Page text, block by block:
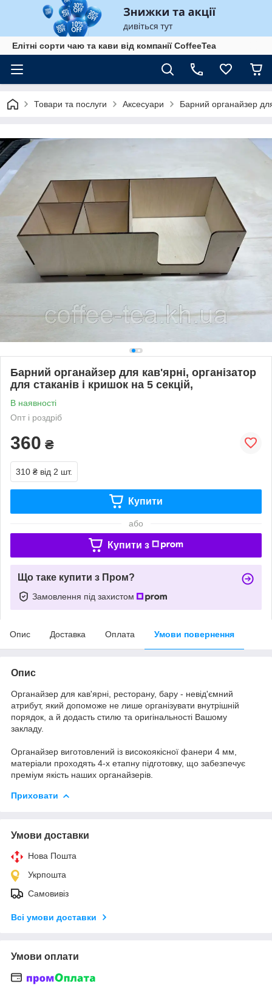
Елітні сорти чаю та кави від компанії CoffeeTea
Товари та послуги Аксесуари Барний органайзер
Барний органайзер для кав'ярні, організатор
для стаканів і кришок на 5 секцій,
В наявності
Опт і роздріб
360 ₴
310 ₴ від 2 шт.
Купити
або
Купити з
Що таке купити з Пром?
Замовлення під захистом
Опис Доставка Оплата Умови повернення
Опис
Органайзер для кав'ярні, ресторану, бару - невід'ємний
атрибут, який допоможе не лише організувати внутрішній
порядок, а й додасть стилю та оригінальності Вашому
закладу.
Органайзер виготовлений із високоякісної фанери 4 мм,
матеріали проходять 4-х етапну підготовку, що забезпечує
преміум якість наших органайзерів.
Приховати
Умови доставки
Нова Пошта
Укрпошта
Самовивіз
Всі умови доставки
Умови оплати